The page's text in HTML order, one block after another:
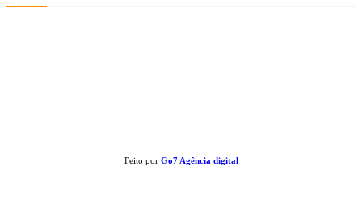
Feito porGo7 Agência digital